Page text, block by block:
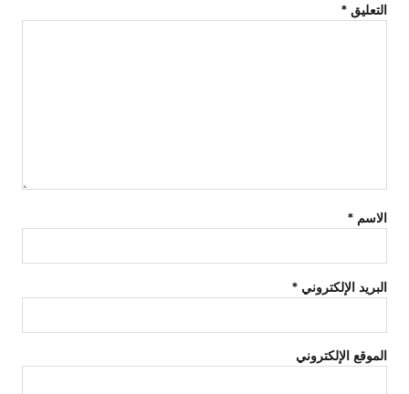
التعليق *
الاسم *
البريد الإلكتروني *
الموقع الإلكتروني